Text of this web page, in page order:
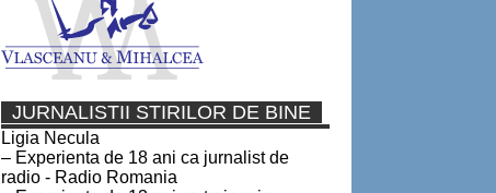
JURNALISTII STIRILOR DE BINE
Ligia Necula
– Experienta de 18 ani ca jurnalist de
radio - Radio Romania